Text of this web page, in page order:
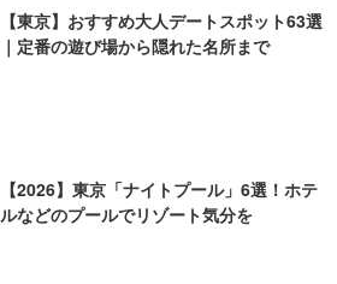
【東京】おすすめ大人デートスポット63選
｜定番の遊び場から隠れた名所まで
【2026】東京「ナイトプール」6選！ホテ
ルなどのプールでリゾート気分を